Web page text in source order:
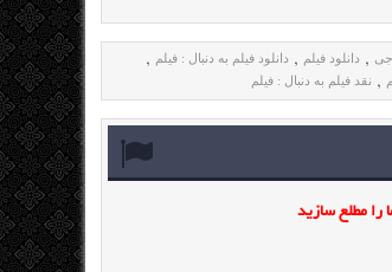
, دانلود فیلم , دانلود فیلم به دنبال : فیلم ,
, نقد فیلم به دنبال : فیلم
مطلع سازید